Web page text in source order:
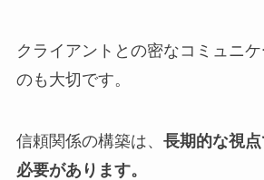
クライアントとの密なコミュニ
のも大切です。
信頼関係の構築は、 長期的な視
必要があります。